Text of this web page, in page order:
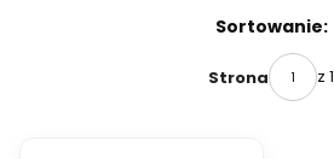
Sortowanie:
Strona z 1